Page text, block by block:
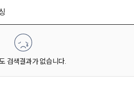
검색결과가 없습니다.